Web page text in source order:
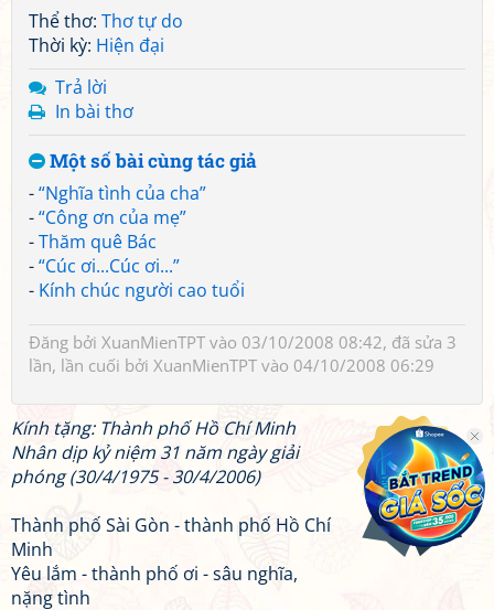
Thể thơ: Thơ tự do
Thời kỳ: Hiện đại
Trả lời
In bài thơ
Một số bài cùng tác giả
-“Nghĩa tình của cha”
-“Công ơn của mẹ”
-Thăm quê Bác
-“Cúc ơi...Cúc ơi...”
- Kính chúc người cao tuổi
Đăng bởi XuanMienTPT vào 03/10/2008 08:42, đã sửa 3
lần, lần cuối bởi XuanMienTPT vào 04/10/2008 06:29
Kính tặng: Thành phố Hồ Chí Minh
Nhân dịp kỷ niệm 31 năm ngày giải
phóng (30/4/1975 - 30/4/2006)
Thành phố Sài Gòn - thành phố Hồ Chí
Minh
Yêu lắm - thành phố ơi - sâu nghĩa,
nặng tình